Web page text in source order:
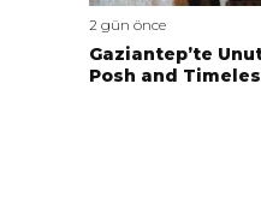
2 gün önce
Gaziantep’te
Posh and